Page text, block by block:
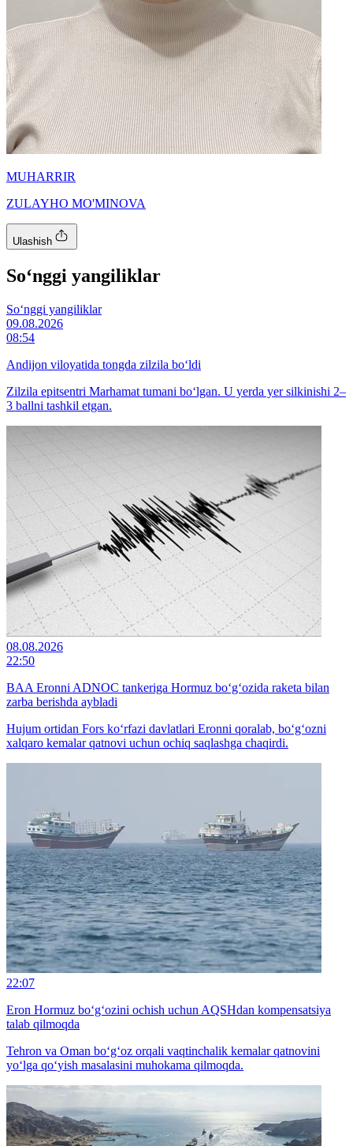
MUHARRIR
ZULAYHO MO'MINOVA
Ulashish
So‘nggi yangiliklar
So‘nggi yangiliklar
09.08.2026
08:54
Andijon viloyatida tongda zilzila bo‘ldi
Zilzila epitsentri Marhamat tumani bo‘lgan. U yerda yer silkinishi 2–
3 ballni tashkil etgan.
08.08.2026
22:50
BAA Eronni ADNOC tankeriga Hormuz bo‘g‘ozida raketa bilan
zarba berishda aybladi
Hujum ortidan Fors ko‘rfazi davlatlari Eronni qoralab, bo‘g‘ozni
xalqaro kemalar qatnovi uchun ochiq saqlashga chaqirdi.
22:07
Eron Hormuz bo‘g‘ozini ochish uchun AQSHdan kompensatsiya
talab qilmoqda
Tehron va Oman bo‘g‘oz orqali vaqtinchalik kemalar qatnovini
yo‘lga qo‘yish masalasini muhokama qilmoqda.